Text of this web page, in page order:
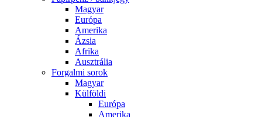
Magyar
Európa
Amerika
Ázsia
Afrika
Ausztrália
Forgalmi sorok
Magyar
Külföldi
Európa
Amerika